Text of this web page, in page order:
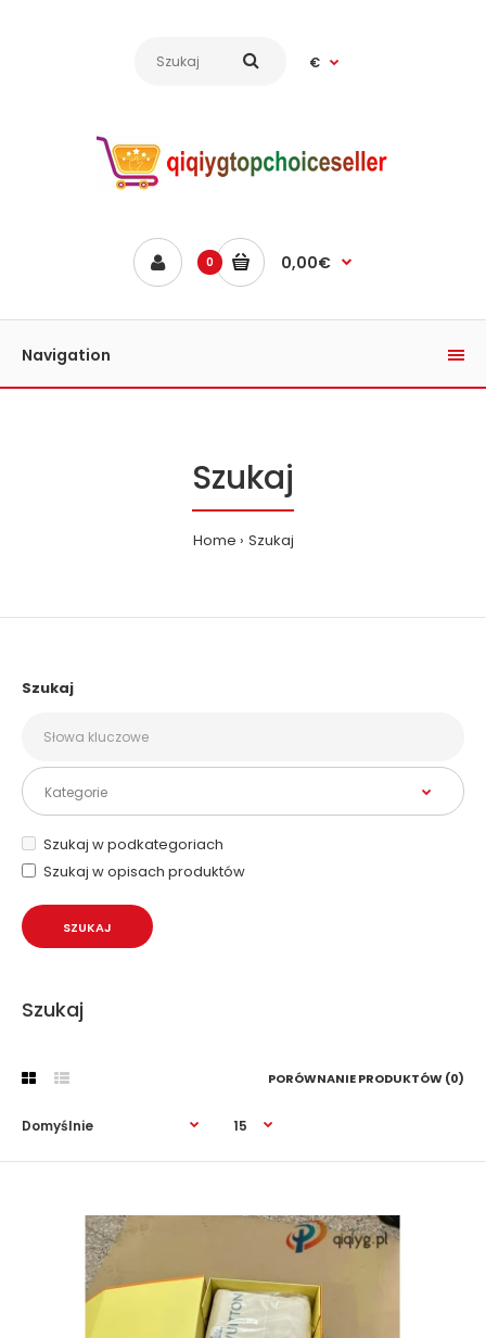
€
0 0,00€
Navigation
Szukaj
Home Szukaj
Szukaj
Szukaj w podkategoriach
Szukaj w opisach produktów
Szukaj
PORÓWNANIE PRODUKTÓW (0)